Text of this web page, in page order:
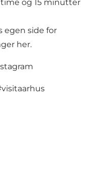
time og 15 minutter
egen side for
her.